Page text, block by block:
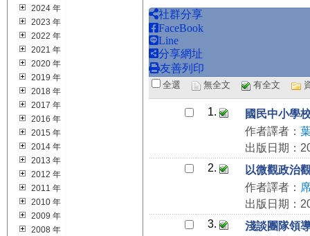
2024 年
2023 年
2022 年
2021 年
2020 年
2019 年
2018 年
2017 年
2016 年
2015 年
2014 年
2013 年
2012 年
2011 年
2010 年
2009 年
2008 年
社群分享
FaceBook
Line
分享網址
友善列印
全選 無全文 有全文
1.
國民中小學
作者譯者：
出版日期：
2.
以微觀政治
作者譯者：
出版日期：
3.
淺談團隊領